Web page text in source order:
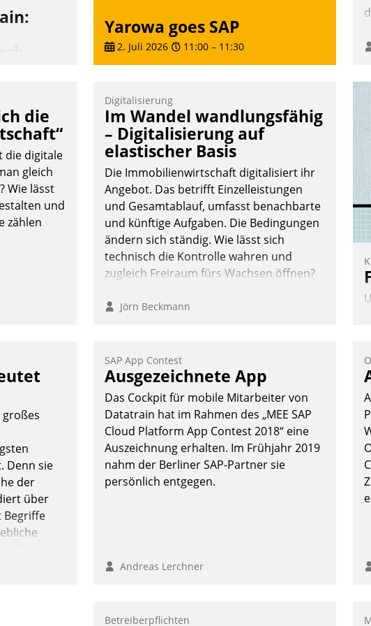
–
Die
von
Yarowa goes SAP
2. Juli 2026 11:00 – 11:30
die
die digitale
gleich
Wie lässt
und
zählen
Digitalisierung
Im Wandel wandlungsfähig
– Digitalisierung auf
elastischer Basis
Die Immobilienwirtschaft digitalisiert ihr
Angebot. Das betrifft Einzelleistungen
und Gesamtablauf, umfasst benachbarte
und künftige Aufgaben. Die Bedingungen
ändern sich ständig. Wie lässt sich
technisch die Kontrolle wahren und
zugleich Freiraum fürs Wachsen öffnen?
Jörn Beckmann
Denn sie
der
über
Begriffe
durch
neuen
SAP App Contest
Ausgezeichnete App
Das Cockpit für mobile Mitarbeiter von
Datatrain hat im Rahmen des „MEE SAP
Cloud Platform App Contest 2018“ eine
Auszeichnung erhalten. Im Frühjahr 2019
nahm der Berliner SAP-Partner sie
persönlich entgegen.
Andreas Lerchner
Betreiberpflichten